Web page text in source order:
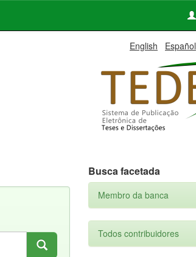
English Español
Busca facetada
Membro da banca
Todos contribuidores